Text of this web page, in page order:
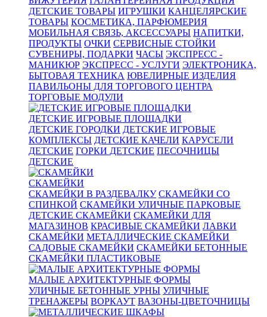
ДЕТСКИЕ ТОВАРЫ ИГРУШКИ КАНЦЕЛЯРСКИЕ
ТОВАРЫ КОСМЕТИКА, ПАРФЮМЕРИЯ
МОБИЛЬНАЯ СВЯЗЬ, АКСЕССУАРЫ НАПИТКИ,
ПРОДУКТЫ ОЧКИ СЕРВИСНЫЕ СТОЙКИ
СУВЕНИРЫ, ПОДАРКИ ЧАСЫ ЭКСПРЕСС -
МАНИКЮР ЭКСПРЕСС - УСЛУГИ ЭЛЕКТРОНИКА,
БЫТОВАЯ ТЕХНИКА ЮВЕЛИРНЫЕ ИЗДЕЛИЯ
ПАВИЛЬОНЫ ДЛЯ ТОРГОВОГО ЦЕНТРА
ТОРГОВЫЕ МОДУЛИ
ДЕТСКИЕ ИГРОВЫЕ ПЛОЩАДКИ
ДЕТСКИЕ ГОРОДКИ ДЕТСКИЕ ИГРОВЫЕ
КОМПЛЕКСЫ ДЕТСКИЕ КАЧЕЛИ КАРУСЕЛИ
ДЕТСКИЕ ГОРКИ ДЕТСКИЕ ПЕСОЧНИЦЫ
ДЕТСКИЕ
СКАМЕЙКИ
СКАМЕЙКИ В РАЗДЕВАЛКУ СКАМЕЙКИ СО
СПИНКОЙ СКАМЕЙКИ УЛИЧНЫЕ ПАРКОВЫЕ
ДЕТСКИЕ СКАМЕЙКИ СКАМЕЙКИ ДЛЯ
МАГАЗИНОВ КРАСИВЫЕ СКАМЕЙКИ ЛАВКИ
СКАМЕЙКИ МЕТАЛЛИЧЕСКИЕ СКАМЕЙКИ
САДОВЫЕ СКАМЕЙКИ СКАМЕЙКИ БЕТОННЫЕ
СКАМЕЙКИ ПЛАСТИКОВЫЕ
МАЛЫЕ АРХИТЕКТУРНЫЕ ФОРМЫ
УЛИЧНЫЕ БЕТОННЫЕ УРНЫ УЛИЧНЫЕ
ТРЕНАЖЕРЫ ВОРКАУТ ВАЗОНЫ-ЦВЕТОЧНИЦЫ